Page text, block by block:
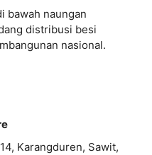
bawah naungan
distribusi besi
nasional.
Karangduren, Sawit,